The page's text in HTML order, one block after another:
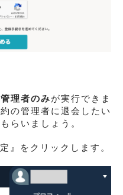
管理者のみが実行できま
の管理者に退会したい
らいましょう。
』をクリックします。